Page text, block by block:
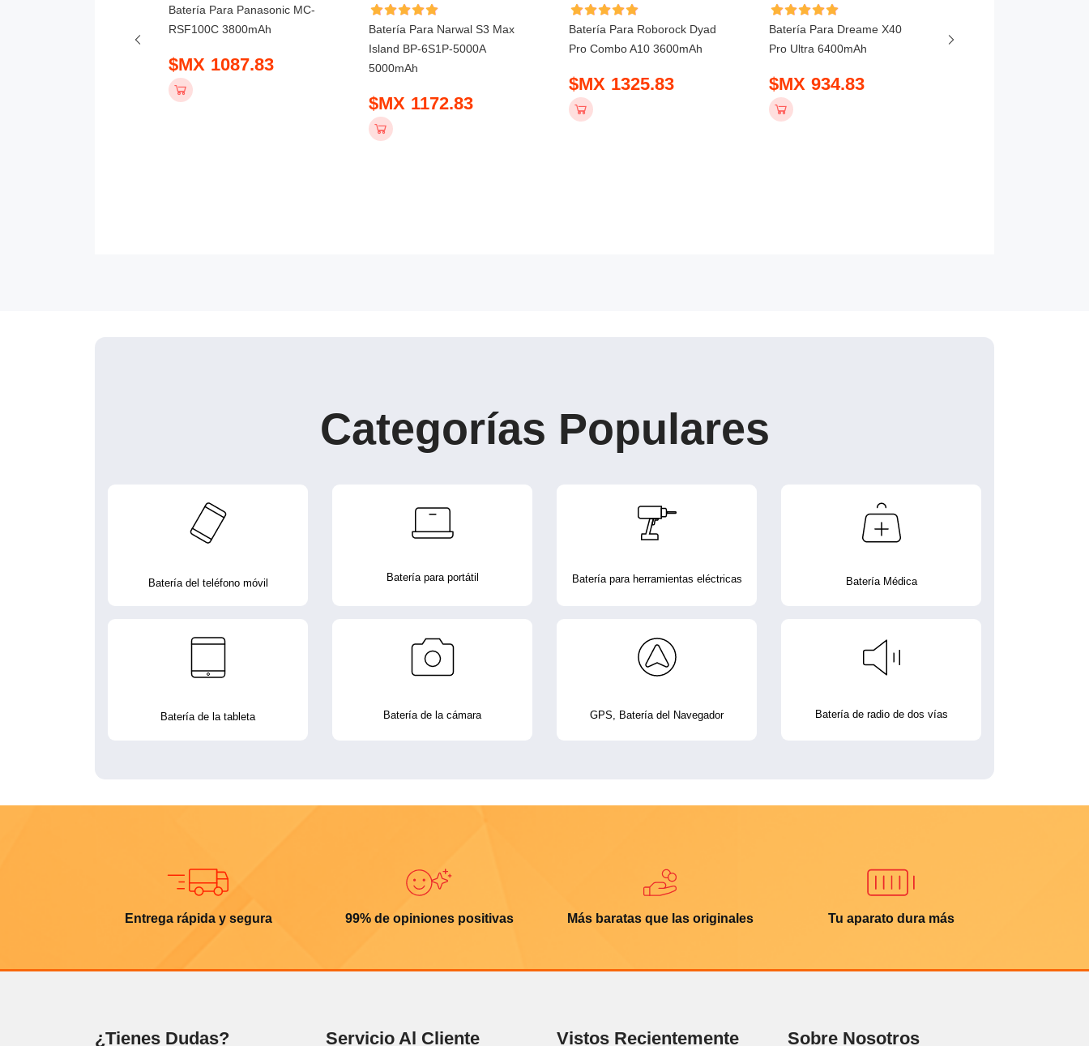
Batería Para Panasonic MC-
RSF100C 3800mAh
$MX 1087.83
Batería Para Narwal S3 Max
Island BP-6S1P-5000A
5000mAh
$MX 1172.83
Batería Para Roborock Dyad
Pro Combo A10 3600mAh
$MX 1325.83
Batería Para Dreame X40
Pro Ultra 6400mAh
$MX 934.83
Categorías Populares
Batería del teléfono móvil Batería para portátil Batería para herramientas eléctricas Batería Médica
Batería de la tableta Batería de la cámara GPS, Batería del Navegador Batería de radio de dos vías
Entrega rápida y segura 99% de opiniones positivas Más baratas que las originales Tu aparato dura más
¿Tienes Dudas? Servicio Al Cliente Vistos Recientemente Sobre Nosotros